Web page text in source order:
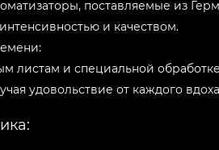
поставляемые из
и качеством.
листам и специальной
удовольствие от каждого